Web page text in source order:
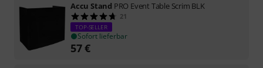
Accu Stand PRO Event Table Scrim BLK
21
TOP-SELLER
Sofort lieferbar
57€